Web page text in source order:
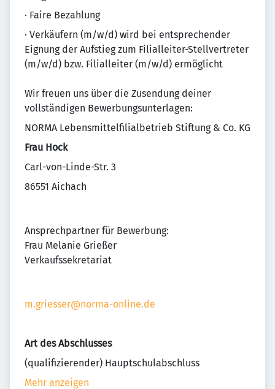
· Faire Bezahlung
· Verkäufern (m/w/d) wird bei entsprechender
Eignung der Aufstieg zum Filialleiter-Stellvertreter
(m/w/d) bzw. Filialleiter (m/w/d) ermöglicht
Wir freuen uns über die Zusendung deiner
vollständigen Bewerbungsunterlagen:
NORMA Lebensmittelfilialbetrieb Stiftung & Co. KG
Frau Hock
Carl-von-Linde-Str. 3
86551 Aichach
Ansprechpartner für Bewerbung:
Frau Melanie Grießer
Verkaufssekretariat
m.griesser@norma-online.de
Art des Abschlusses
(qualifizierender) Hauptschulabschluss
Mehr anzeigen